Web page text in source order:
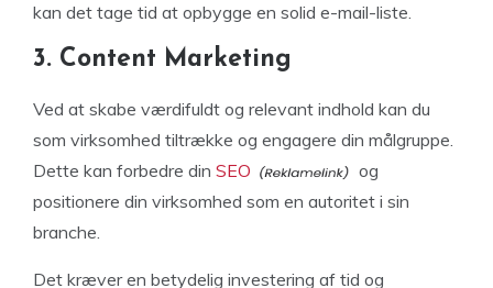
kan det tage tid at opbygge en solid e-mail-liste.
3. Content Marketing
Ved at skabe værdifuldt og relevant indhold kan du
som virksomhed tiltrække og engagere din målgruppe.
Dette kan forbedre din SEO
og
positionere din virksomhed som en autoritet i sin
branche.
Det kræver en betydelig investering af tid og